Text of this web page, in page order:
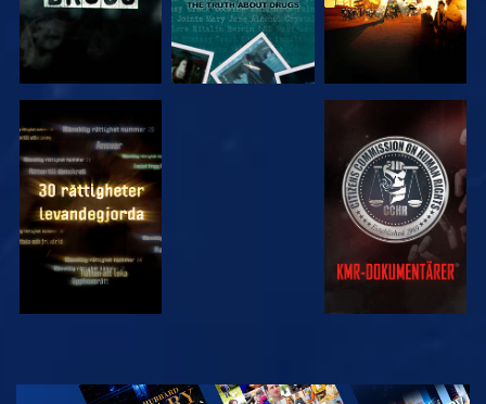
TITTA TITTA
TITTA
UTFORSKA